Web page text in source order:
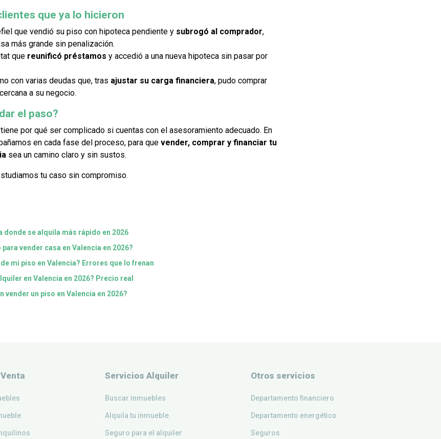
que ya lo hicieron
que vendió su piso con hipoteca pendiente y subrogó al comprador,
más grande sin penalización.
que reunificó préstamos y accedió a una nueva hipoteca sin pasar por
con varias deudas que, tras ajustar su carga financiera, pudo comprar
a su negocio.
el paso?
por qué ser complicado si cuentas con el asesoramiento adecuado. En
en cada fase del proceso, para que vender, comprar y financiar tu
sea un camino claro y sin sustos.
tu caso sin compromiso.
donde se alquila más rápido en 2026
vender casa en Valencia en 2026?
mi piso en Valencia? Errores que lo frenan
en Valencia en 2026? Precio real
vender un piso en Valencia en 2026?
Servicios Alquiler
Buscar inmuebles
Alquila tu inmueble
Seguro para el alquiler
Otros servicios
Departamento financiero
Departamento energético
Seguros